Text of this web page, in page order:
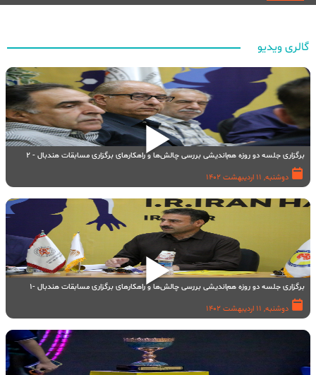
گالری ویدیو
برگزاری جلسه دو روزه هم‌اندیشی بررسی چالش‌ها و راهکارهای برگزاری مسابقات هندبال - ۲
دوشنبه, 11 اردیبهشت 1402
برگزاری جلسه دو روزه هم‌اندیشی بررسی چالش‌ها و راهکارهای برگزاری مسابقات هندبال -۱
دوشنبه, 11 اردیبهشت 1402